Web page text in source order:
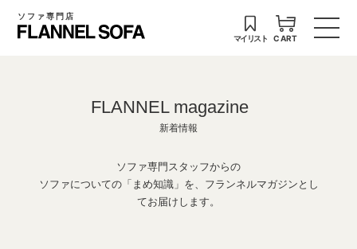
ソファ専門店
マイリスト CART
FLANNEL magazine
新着情報
ソファ専門スタッフからの
ソファについての「まめ知識」を、フランネルマガジンとし
てお届けします。